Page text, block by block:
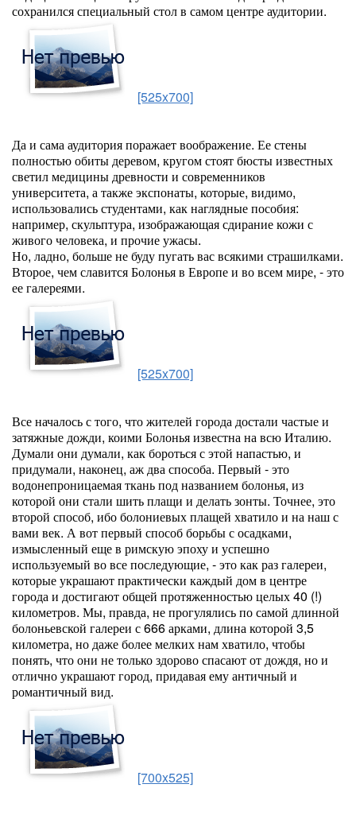
сохранился специальный стол в самом центре аудитории.
[525x700]
Да и сама аудитория поражает воображение. Ее стены
полностью обиты деревом, кругом стоят бюсты известных
светил медицины древности и современников
университета, а также экспонаты, которые, видимо,
использовались студентами, как наглядные пособия:
например, скульптура, изображающая сдирание кожи с
живого человека, и прочие ужасы.
Но, ладно, больше не буду пугать вас всякими страшилками.
Второе, чем славится Болонья в Европе и во всем мире, - это
ее галереями.
[525x700]
Все началось с того, что жителей города достали частые и
затяжные дожди, коими Болонья известна на всю Италию.
Думали они думали, как бороться с этой напастью, и
придумали, наконец, аж два способа. Первый - это
водонепроницаемая ткань под названием болонья, из
которой они стали шить плащи и делать зонты. Точнее, это
второй способ, ибо болониевых плащей хватило и на наш с
вами век. А вот первый способ борьбы с осадками,
измысленный еще в римскую эпоху и успешно
используемый во все последующие, - это как раз галереи,
которые украшают практически каждый дом в центре
города и достигают общей протяженностью целых 40 (!)
километров. Мы, правда, не прогулялись по самой длинной
болоньевской галереи с 666 арками, длина которой 3,5
километра, но даже более мелких нам хватило, чтобы
понять, что они не только здорово спасают от дождя, но и
отлично украшают город, придавая ему античный и
романтичный вид.
[700x525]